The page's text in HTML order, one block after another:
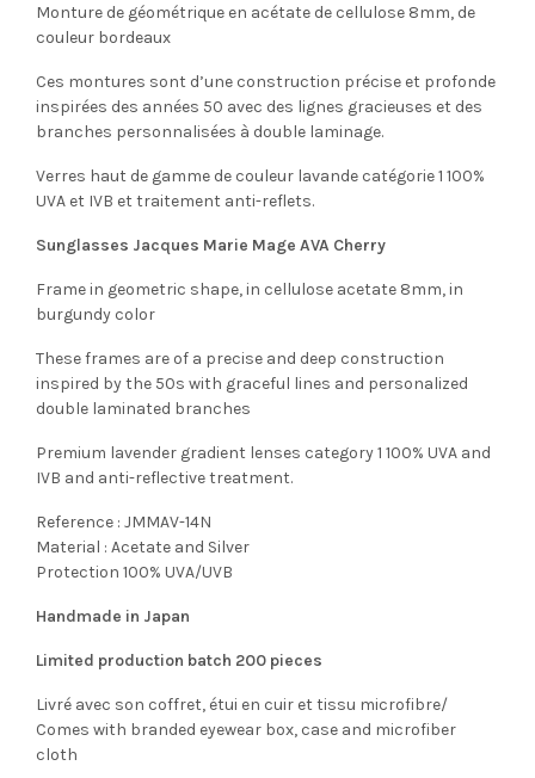
Monture de géométrique en acétate de cellulose 8mm, de
couleur bordeaux
Ces montures sont d’une construction précise et profonde
inspirées des années 50 avec des lignes gracieuses et des
branches personnalisées à double laminage.
Verres haut de gamme de couleur lavande catégorie 1 100%
UVA et IVB et traitement anti-reflets.
Sunglasses Jacques Marie Mage AVA Cherry
Frame in geometric shape, in cellulose acetate 8mm, in
burgundy color
These frames are of a precise and deep construction
inspired by the 50s with graceful lines and personalized
double laminated branches
Premium lavender gradient lenses category 1 100% UVA and
IVB and anti-reflective treatment.
Reference : JMMAV-14N
Material : Acetate and Silver
Protection 100% UVA/UVB
Handmade in Japan
Limited production batch 200 pieces
Livré avec son coffret, étui en cuir et tissu microfibre/
Comes with branded eyewear box, case and microfiber
cloth